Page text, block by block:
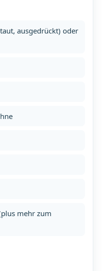
ausgedrückt) oder
mehr zum